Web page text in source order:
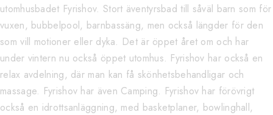
utomhusbadet Fyrishov. Stort äventyrsbad till såväl barn som för
vuxen, bubbelpool, barnbassäng, men också längder för den
som vill motioner eller dyka. Det är öppet året om och har
under vintern nu också öppet utomhus. Fyrishov har också en
relax avdelning, där man kan få skönhetsbehandligar och
massage. Fyrishov har även Camping. Fyrishov har förövrigt
också en idrottsanläggning, med basketplaner, bowlinghall,